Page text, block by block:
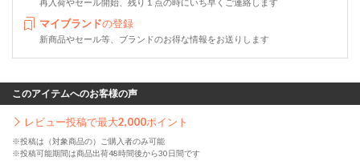
マイブランドの登録
新商品やセール等、ブランドのお得な情報をお送りします
このアイテムへのお客様の声
レビュー投稿で最大2,000ポイント
※投稿は（対象商品の）ご購入者のみ可能
※投稿可能期間は商品出荷48時間後から30日間です